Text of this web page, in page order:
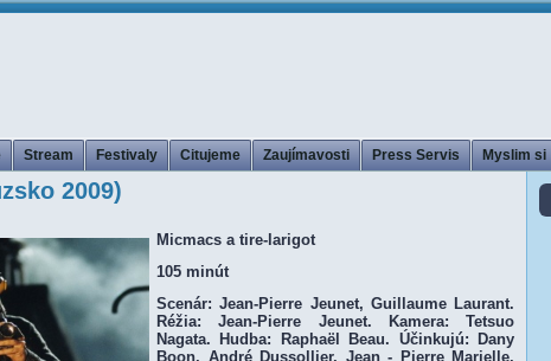
Stream Festivaly Citujeme Zaujímavosti Press Servis Myslim si
2009)
Micmacs a tire-larigot
105 minút
Scenár: Jean-Pierre Jeunet, Guillaume Laurant.
Réžia: Jean-Pierre Jeunet. Kamera: Tetsuo
Nagata. Hudba: Raphaël Beau. Účinkujú: Dany
Boon, André Dussollier, Jean - Pierre Marielle,